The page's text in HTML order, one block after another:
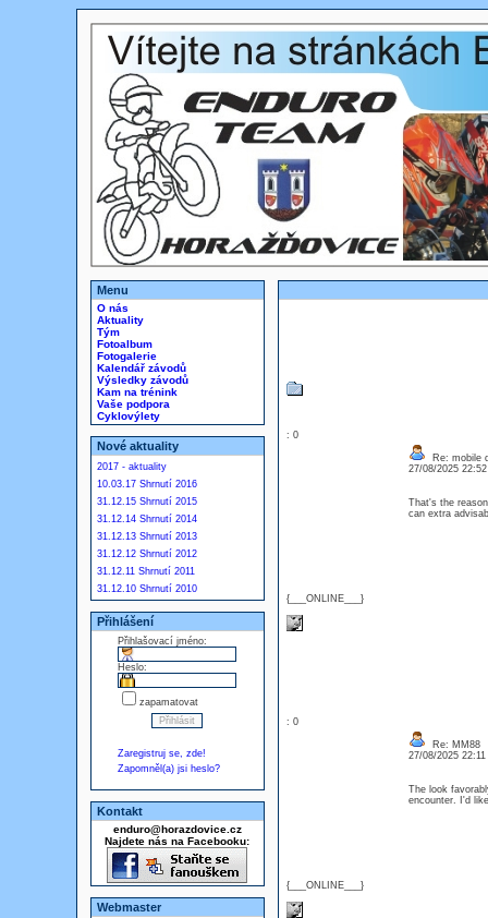
Menu
O nás
Aktuality
Tým
Fotoalbum
Fotogalerie
Kalendář závodů
Výsledky závodů
Kam na trénink
Vaše podpora
Cyklovýlety
Nové aktuality
2017 - aktuality
10.03.17 Shrnutí 2016
31.12.15 Shrnutí 2015
31.12.14 Shrnutí 2014
31.12.13 Shrnutí 2013
31.12.12 Shrnutí 2012
31.12.11 Shrnutí 2011
31.12.10 Shrnutí 2010
Přihlášení
Přihlašovací jméno:
Heslo:
zapamatovat
Zaregistruj se, zde!
Zapomněl(a) jsi heslo?
Kontakt
enduro@horazdovice.cz
Najdete nás na Facebooku:
Webmaster
: 0
{___ONLINE___}
Re: mobile
27/08/2025
That's the
can extra
: 0
{___ONLINE___}
Re: MM88
27/08/2025
The look
encounter. I'd